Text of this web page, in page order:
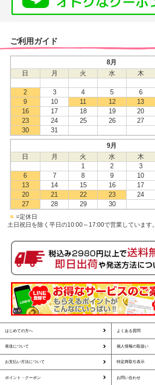
ご利用ガイド
8月
日
月 火 水 木
2
3 4 5 6
9
10 11 12 13
16
17 18 19 20
23
24 25 26 27
30
31
9月
日
月 火 水 木
1
2 3
6
7 8 9 10
13
14 15 16 17
20
21 22 23 24
27
28 29 30
■ =定休日
土日祝日を除く平日の10:00～17:00で営業しています。
はじめての方へ よくある質問
発送について 個人情報の取扱い
お支払い方法について 特定商取引表示
ポイント・クーポン お問い合わせ